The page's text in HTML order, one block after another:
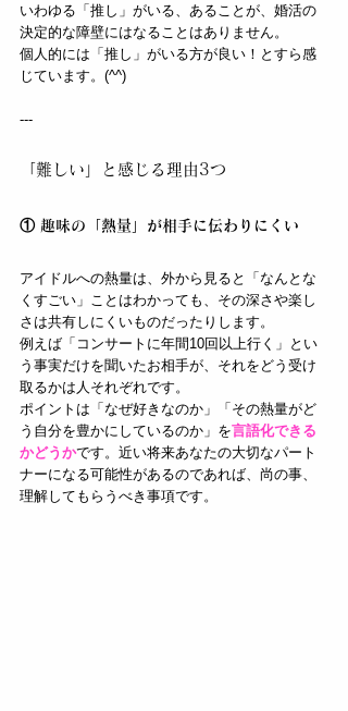
いわゆる「推し」がいる、あることが、婚活の
決定的な障壁にはなることはありません。
個人的には「推し」がいる方が良い！とすら感
じています。(^^)
---
「難しい」と感じる理由3つ
① 趣味の「熱量」が相手に伝わりにくい
アイドルへの熱量は、外から見ると「なんとな
くすごい」ことはわかっても、その深さや楽し
さは共有しにくいものだったりします。
例えば「コンサートに年間10回以上行く」とい
う事実だけを聞いたお相手が、それをどう受け
取るかは人それぞれです。
ポイントは「なぜ好きなのか」「その熱量がど
う自分を豊かにしているのか」を言語化できる
かどうかです。近い将来あなたの大切なパート
ナーになる可能性があるのであれば、尚の事、
理解してもらうべき事項です。